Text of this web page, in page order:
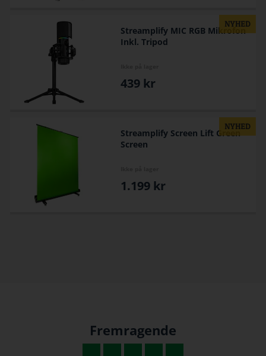
Streamplify MIC RGB Mikrofon
Inkl. Tripod
439 kr
Streamplify Screen Lift Green
Screen
1.199 kr
Fremragende